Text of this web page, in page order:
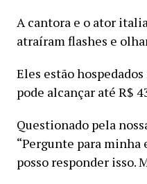
A cantora e o ator
atraíram flashes e
Eles estão
pode alcançar até R$
Questionado pela
“Pergunte para minha
posso responder isso.